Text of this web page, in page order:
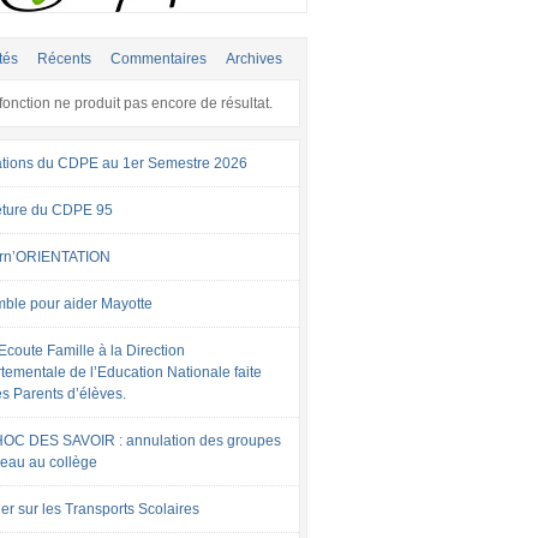
Récents Commentaires Archives
ne produit pas encore de résultat.
du CDPE au 1er Semestre 2026
du CDPE 95
pour aider Mayotte
Famille à la Direction
de l’Education Nationale faite
Parents d’élèves.
DES SAVOIR : annulation des groupes
au collège
sur les Transports Scolaires